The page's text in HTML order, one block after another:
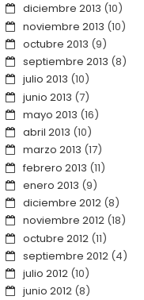
diciembre 2013 (10)
noviembre 2013 (10)
octubre 2013 (9)
septiembre 2013 (8)
julio 2013 (10)
junio 2013 (7)
mayo 2013 (16)
abril 2013 (10)
marzo 2013 (17)
febrero 2013 (11)
enero 2013 (9)
diciembre 2012(8)
noviembre 2012(18)
octubre 2012(11)
septiembre 2012(4)
julio 2012(10)
junio 2012(8)